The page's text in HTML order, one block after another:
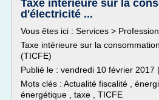
Taxe intérieure sur la
d'électricité ...
Vous êtes ici : Services >
Taxe intérieure sur la
(TICFE)
Publié le : vendredi 10 février 2017 |
Mots clés : Actualité fiscalité ,
énergétique , taxe , TICFE